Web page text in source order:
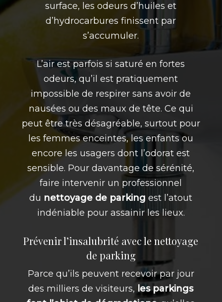
surface, les odeurs d’huiles et
d’hydrocarbures finissent par
s’accumuler.
L’air est parfois si saturé en fortes
odeurs, qu’il est pratiquement
impossible de respirer sans avoir de
nausées ou des maux de tête. Ce qui
peut être très désagréable, surtout pour
les femmes enceintes, les enfants ou
encore les usagers dont l’odorat est
sensible. Pour davantage de sérénité,
faire intervenir un professionnel
du nettoyage de parking est l’atout
indéniable pour assainir les lieux.
Prévenir l’insalubrité avec le nettoyage
de parking
Parce qu’ils peuvent recevoir par jour
des milliers de visiteurs, les parkings